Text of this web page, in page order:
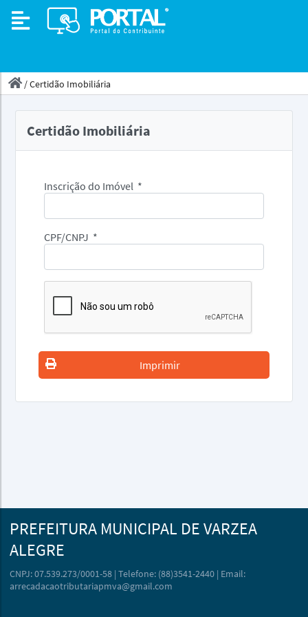
/Certidão Imobiliária
Certidão Imobiliária
Inscrição do Imóvel *
CPF/CNPJ *
Imprimir
PREFEITURA MUNICIPAL DE VARZEA
ALEGRE
CNPJ: 07.539.273/0001-58 | Telefone: (88)3541-2440 | Email:
arrecadacaotributariapmva@gmail.com